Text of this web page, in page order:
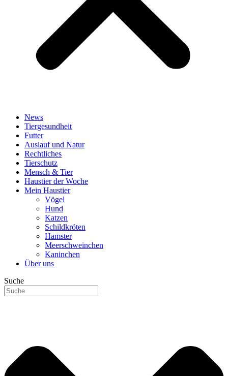
News
Tiergesundheit
Futter
Auslauf und Natur
Rechtliches
Tierschutz
Mensch & Tier
Haustier der Woche
Mein Haustier
Vögel
Hund
Katzen
Schildkröten
Hamster
Meerschweinchen
Kaninchen
Über uns
Suche